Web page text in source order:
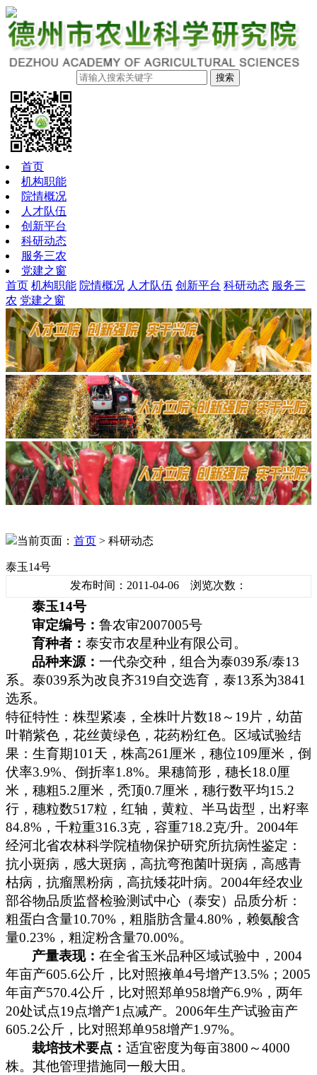
搜索
首页
机构职能
院情概况
人才队伍
创新平台
科研动态
服务三农
党建之窗
首页 机构职能 院情概况 人才队伍 创新平台 科研动态 服务三
农 党建之窗
当前页面： 首页 > 科研动态
泰玉14号
发布时间：2011-04-06 浏览次数：
泰玉14号
审定编号：鲁农审2007005号
育种者：泰安市农星种业有限公司。
品种来源：一代杂交种，组合为泰039系/泰13
系。泰039系为改良齐319自交选育，泰13系为3841
选系。
特征特性：株型紧凑，全株叶片数18 ～ 19片，幼苗
叶鞘紫色，花丝黄绿色，花药粉红色。区域试验结
果：生育期101 天，株高261 厘米 ，穗位109厘米 ，倒
伏率3.9%、倒折率1.8%。果穗筒形，穗长18.0厘
米 ，穗粗5.2厘米 ，秃顶0.7厘米 ，穗行数平均15.2
行，穗粒数517粒，红轴，黄粒、半马齿型，出籽率
84.8% ，千粒重316.3克 ，容重718.2克/升。 2004年
经河北省农林科学院植物保护研究所抗病性鉴定：
抗小斑病，感大斑病，高抗弯孢菌叶斑病，高感青
枯病，抗瘤黑粉病，高抗矮花叶病。 2004年经农业
部谷物品质监督检验测试中心（泰安）品质分析：
粗蛋白含量10.70% ，粗脂肪含量4.80% ，赖氨酸含
量0.23% ，粗淀粉含量70.00%。
产量表现：在全省玉米品种区域试验中， 2004
年亩产605.6公斤 ，比对照掖单4号增产13.5% ； 2005
年亩产570.4公斤 ，比对照郑单958增产6.9% ，两年
20处试点19点增产1 点减产。 2006年生产试验亩产
605.2公斤 ，比对照郑单958增产1.97%。
栽培技术要点：适宜密度为每亩3800 ～4000
株。其他管理措施同一般大田。